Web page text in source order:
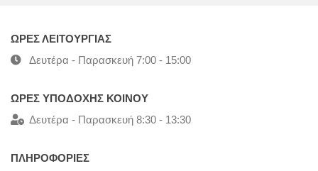
ΩΡΕΣ ΛΕΙΤΟΥΡΓΙΑΣ
Δευτέρα - Παρασκευή 7:00 - 15:00
ΩΡΕΣ ΥΠΟΔΟΧΗΣ ΚΟΙΝΟΥ
Δευτέρα - Παρασκευή 8:30 - 13:30
ΠΛΗΡΟΦΟΡΙΕΣ